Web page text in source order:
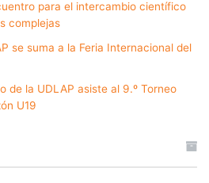
para el intercambio científico
complejas
se suma a la Feria Internacional del
de la UDLAP asiste al 9.º Torneo
U19